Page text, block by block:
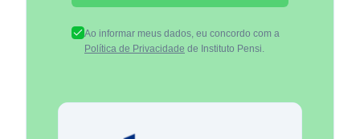
Ao informar meus dados, eu concordo com a
Política de Privacidade de Instituto Pensi.